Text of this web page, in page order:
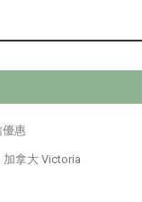
優惠
加拿大 Victoria